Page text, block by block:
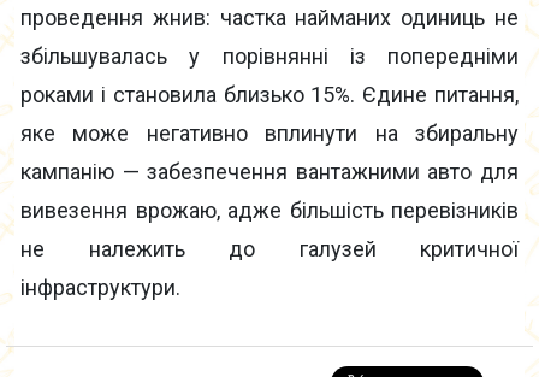
проведення жнив: частка найманих одиниць не
збільшувалась у порівнянні із попередніми
роками і становила близько 15%. Єдине питання,
яке може негативно вплинути на збиральну
кампанію — забезпечення вантажними авто для
вивезення врожаю, адже більшість перевізників
не належить до галузей критичної
інфраструктури.